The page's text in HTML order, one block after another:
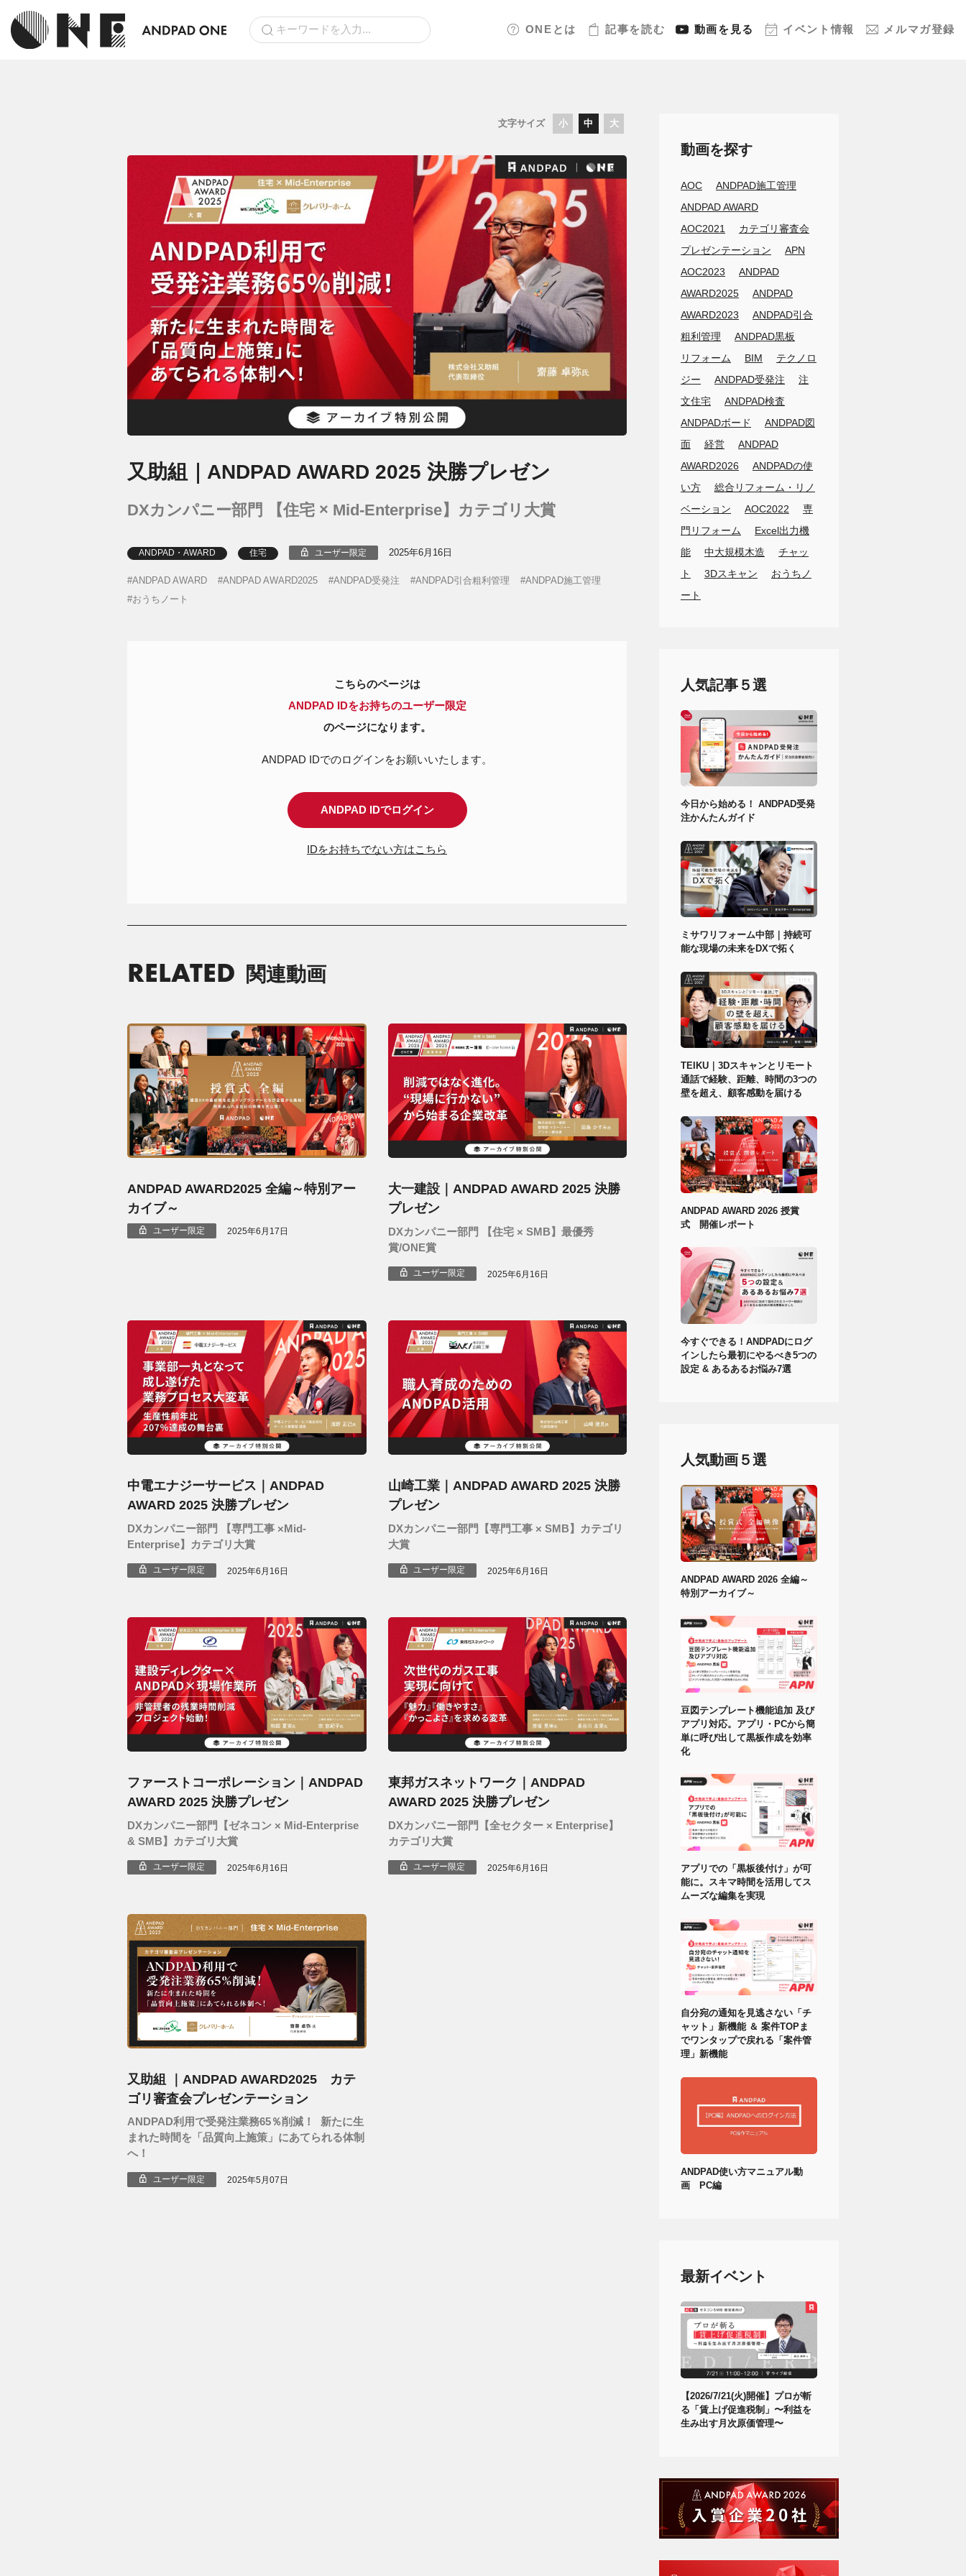
ONEとは 記事を読む 動画を見る イベント情報 メルマガ登録
文字サイズ 小 中 大
又助組｜ANDPAD AWARD 2025 決勝プレゼン
DXカンパニー部門 【住宅 × Mid-Enterprise】カテゴリ大賞
ANDPAD・AWARD 住宅 ユーザー限定 2025年6月16日
ANDPAD AWARD ANDPAD AWARD2025 ANDPAD受発注 ANDPAD引合粗利管理
ANDPAD施工管理
おうちノート
こちらのページは
ANDPAD IDをお持ちのユーザー限定
のページになります。
ANDPAD IDでのログインをお願いいたします。
ANDPAD IDでログイン
IDをお持ちでない方はこちら
RELATED 関連動画
ANDPAD AWARD2025 全編～特別アー
カイブ～
ユーザー限定 2025年6月17日
大一建設｜ANDPAD AWARD 2025 決勝
プレゼン
DXカンパニー部門 【住宅 × SMB】最優秀
賞/ONE賞
ユーザー限定 2025年6月16日
中電エナジーサービス｜ANDPAD
AWARD 2025 決勝プレゼン
DXカンパニー部門 【専門工事 ×Mid-
Enterprise】カテゴリ大賞
ユーザー限定 2025年6月16日
山崎工業｜ANDPAD AWARD 2025 決勝
プレゼン
DXカンパニー部門【専門工事 × SMB】カテゴリ
大賞
ユーザー限定 2025年6月16日
ファーストコーポレーション｜ANDPAD
AWARD 2025 決勝プレゼン
DXカンパニー部門【ゼネコン × Mid-Enterprise
& SMB】カテゴリ大賞
ユーザー限定 2025年6月16日
東邦ガスネットワーク｜ANDPAD
AWARD 2025 決勝プレゼン
DXカンパニー部門【全セクター × Enterprise】
カテゴリ大賞
ユーザー限定 2025年6月16日
又助組 ｜ANDPAD AWARD2025 カテ
ゴリ審査会プレゼンテーション
ANDPAD利用で受発注業務65％削減！ 新たに生
まれた時間を「品質向上施策」にあてられる体制
へ！
ユーザー限定 2025年5月07日
動画を探す
AOC
ANDPAD施工管理
ANDPAD AWARD
AOC2021
カテゴリ審査会
プレゼンテーション
APN
AOC2023
ANDPAD
AWARD2025
ANDPAD
AWARD2023
ANDPAD引合
粗利管理
ANDPAD黒板
リフォーム
BIM
テクノロ
ジー
ANDPAD受発注
注
文住宅
ANDPAD検査
ANDPADボード
ANDPAD図
面
経営
ANDPAD
AWARD2026
ANDPADの使
い方
総合リフォーム・リノ
ベーション
AOC2022
専
門リフォーム
Excel出力機
能
中大規模木造
チャッ
ト
3Dスキャン
おうちノ
ート
人気記事５選
今日から始める！ ANDPAD受発
注かんたんガイド
ミサワリフォーム中部｜持続可
能な現場の未来をDXで拓く
TEIKU｜3Dスキャンとリモート
通話で経験、距離、時間の3つの
壁を超え、顧客感動を届ける
ANDPAD AWARD 2026 授賞
式 開催レポート
今すぐできる！ANDPADにログ
インしたら最初にやるべき5つの
設定 & あるあるお悩み7選
人気動画５選
ANDPAD AWARD 2026 全編～
特別アーカイブ～
豆図テンプレート機能追加 及び
アプリ対応。アプリ・PCから簡
単に呼び出して黒板作成を効率
化
アプリでの「黒板後付け」が可
能に。スキマ時間を活用してス
ムーズな編集を実現
自分宛の通知を見逃さない「チ
ャット」新機能 ＆ 案件TOPま
でワンタップで戻れる「案件管
理」新機能
ANDPAD使い方マニュアル動
画 PC編
最新イベント
【2026/7/21(火)開催】プロが斬
る「賃上げ促進税制」〜利益を
生み出す月次原価管理〜